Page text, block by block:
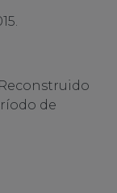
de